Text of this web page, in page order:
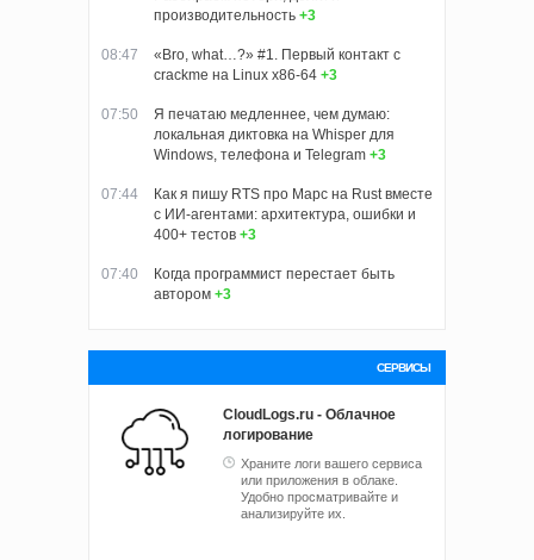
производительность +3
08:47
«Bro, what…?» #1. Первый контакт с
crackme на Linux x86-64 +3
07:50
Я печатаю медленнее, чем думаю:
локальная диктовка на Whisper для
Windows, телефона и Telegram +3
07:44
Как я пишу RTS про Марс на Rust вместе
с ИИ-агентами: архитектура, ошибки и
400+ тестов +3
07:40
Когда программист перестает быть
автором +3
СЕРВИСЫ
CloudLogs.ru - Облачное
логирование
Храните логи вашего сервиса
или приложения в облаке.
Удобно просматривайте и
анализируйте их.